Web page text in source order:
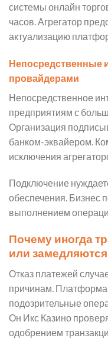
системы онлайн
часов. Агрегатор
актуализацию
Непосредственные
провайдерами
Непосредственное
предприятиям с
Организация
банком-эквайером.
исключения
Подключение
обеспечения. Бизнес
выполнением
Почему иногда
или замедляются
Отказ платежей
причинам. Платформа
подозрительные
Он Икс Казино
одобрением